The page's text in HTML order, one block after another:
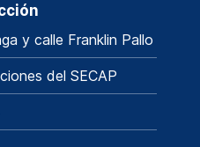
y calle Franklin Pallo
del SECAP